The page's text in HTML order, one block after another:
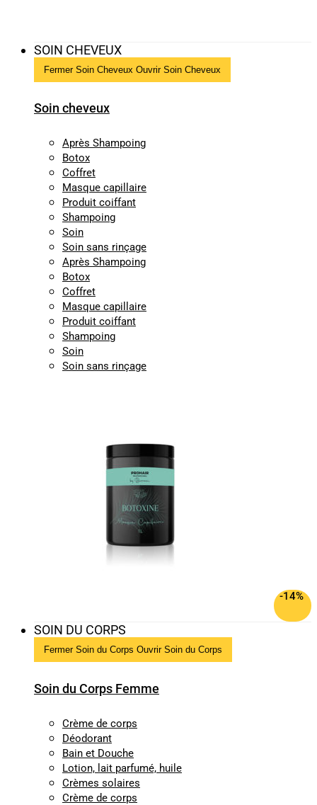
SOIN CHEVEUX
Fermer Soin Cheveux Ouvrir Soin Cheveux
Soin cheveux
Après Shampoing
Botox
Coffret
Masque capillaire
Produit coiffant
Shampoing
Soin
Soin sans rinçage
Après Shampoing
Botox
Coffret
Masque capillaire
Produit coiffant
Shampoing
Soin
Soin sans rinçage
-14%
SOIN DU CORPS
Fermer Soin du Corps Ouvrir Soin du Corps
Soin du Corps Femme
Crème de corps
Déodorant
Bain et Douche
Lotion, lait parfumé, huile
Crèmes solaires
Crème de corps